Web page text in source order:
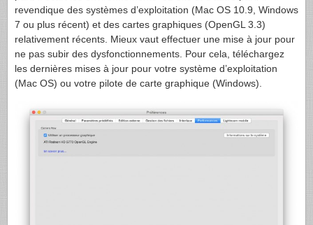
revendique des systèmes d’exploitation (Mac OS 10.9, Windows
7 ou plus récent) et des cartes graphiques (OpenGL 3.3)
relativement récents. Mieux vaut effectuer une mise à jour pour
ne pas subir des dysfonctionnements. Pour cela, téléchargez
les dernières mises à jour pour votre système d’exploitation
(Mac OS) ou votre pilote de carte graphique (Windows).